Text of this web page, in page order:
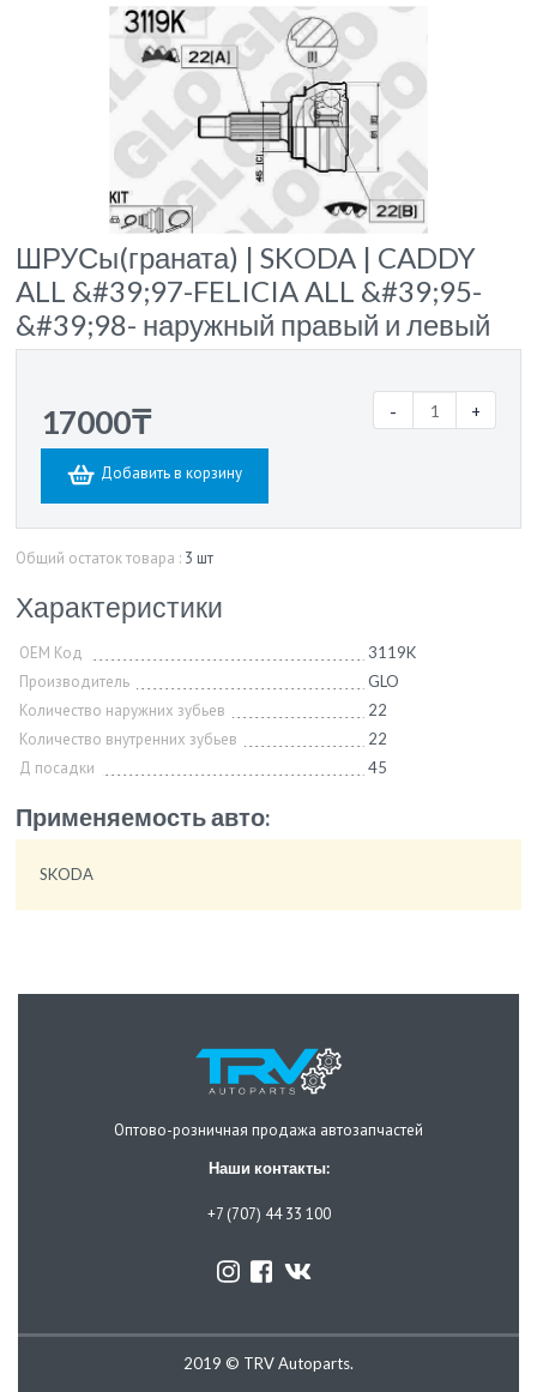
ШРУСы(граната) | SKODA | CADDY
ALL &#39;97-FELICIA ALL &#39;95-
&#39;98- наружный правый и левый
17000₸ - +
Добавить в корзину
Общий остаток товара : 3 шт
Характеристики
OEM Код 3119K
Производитель GLO
Количество наружних зубьев 22
Количество внутренних зубьев 22
Д посадки 45
Применяемость авто:
SKODA
Оптово-розничная продажа автозапчастей
Наши контакты:
+7 (707) 44 33 100
2019 © TRV Autoparts.